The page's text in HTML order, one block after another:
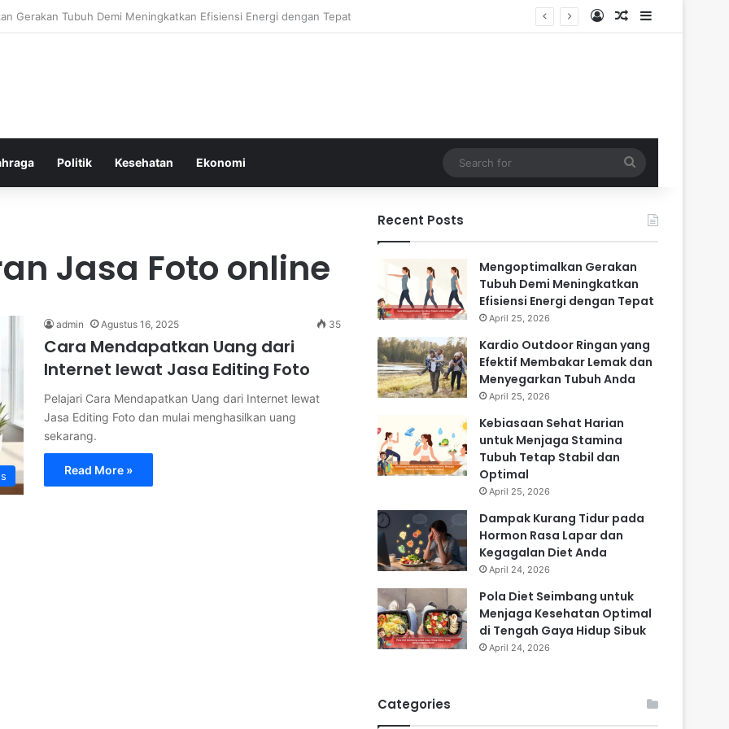
Ringan yang Efektif Membakar Lemak dan Menyegarkan Tubuh Anda Log InRandom Article
Sidebar
Politik Kesehatan Ekonomi
for
Jasa Foto online
admin Agustus 16, 2025 35
Cara Mendapatkan Uang dari
Internet lewat Jasa Editing Foto
Pelajari Cara Mendapatkan Uang dari Internet lewat
Jasa Editing Foto dan mulai menghasilkan uang
sekarang.
Read More »
Recent Posts
Mengoptimalkan Gerakan
Tubuh Demi Meningkatkan
Efisiensi Energi dengan Tepat
April 25, 2026
Kardio Outdoor Ringan yang
Efektif Membakar Lemak dan
Menyegarkan Tubuh Anda
April 25, 2026
Kebiasaan Sehat Harian
untuk Menjaga Stamina
Tubuh Tetap Stabil dan
Optimal
April 25, 2026
Dampak Kurang Tidur pada
Hormon Rasa Lapar dan
Kegagalan Diet Anda
April 24, 2026
Pola Diet Seimbang untuk
Menjaga Kesehatan Optimal
di Tengah Gaya Hidup Sibuk
April 24, 2026
Categories